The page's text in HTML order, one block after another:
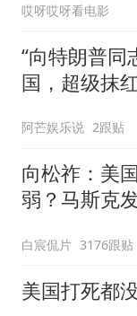
哎呀哎呀看电影
“向特朗普同
国，超级抹
阿芒娱乐说 2跟贴
向松祚：美
弱？马斯克
白宸侃片 3176跟贴
美国打死都